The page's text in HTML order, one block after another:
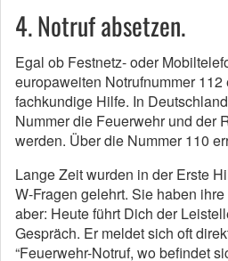
4. Notruf absetzen.
Egal ob Festnetz- oder
europaweiten Notrufnummer
fachkundige Hilfe. In
Nummer die Feuerwehr und der
werden. Über die Nummer 110
Lange Zeit wurden in der Erste
W-Fragen gelehrt. Sie haben
aber: Heute führt Dich der
Gespräch. Er meldet sich oft
“Feuerwehr-Notruf, wo befindet